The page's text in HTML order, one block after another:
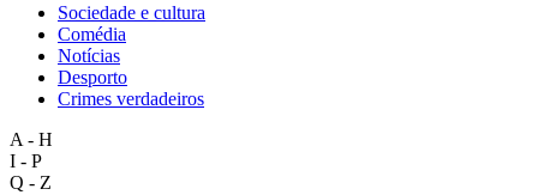
Sociedade e cultura
Comédia
Notícias
Desporto
Crimes verdadeiros
A - H
I - P
Q - Z